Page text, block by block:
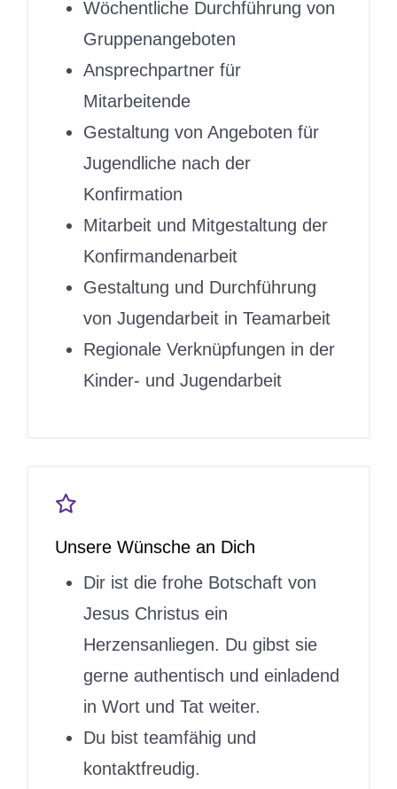
Wöchentliche Durchführung von
Gruppenangeboten
Ansprechpartner für
Mitarbeitende
Gestaltung von Angeboten für
Jugendliche nach der
Konfirmation
Mitarbeit und Mitgestaltung der
Konfirmandenarbeit
Gestaltung und Durchführung
von Jugendarbeit in Teamarbeit
Regionale Verknüpfungen in der
Kinder- und Jugendarbeit
Unsere Wünsche an Dich
Dir ist die frohe Botschaft von
Jesus Christus ein
Herzensanliegen. Du gibst sie
gerne authentisch und einladend
in Wort und Tat weiter.
Du bist teamfähig und
kontaktfreudig.